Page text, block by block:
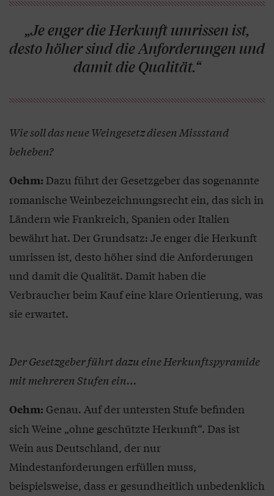
„Je enger die Herkunft umrissen ist,
desto höher sind die Anforderungen und
damit die Qualität.“
Wie soll das neue Weingesetz diesen Missstand
beheben?
Oehm: Dazu führt der Gesetzgeber das sogenannte
romanische Weinbezeichnungsrecht ein, das sich in
Ländern wie Frankreich, Spanien oder Italien
bewährt hat. Der Grundsatz: Je enger die Herkunft
umrissen ist, desto höher sind die Anforderungen
und damit die Qualität. Damit haben die
Verbraucher beim Kauf eine klare Orientierung, was
sie erwartet.
Der Gesetzgeber führt dazu eine Herkunftspyramide
mit mehreren Stufen ein…
Oehm: Genau. Auf der untersten Stufe befinden
sich Weine „ohne geschützte Herkunft“. Das ist
Wein aus Deutschland, der nur
Mindestanforderungen erfüllen muss,
beispielsweise, dass er gesundheitlich unbedenklich